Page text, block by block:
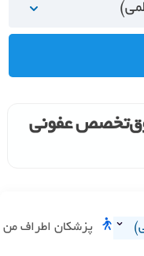
عفونی
پزشکان اطراف من